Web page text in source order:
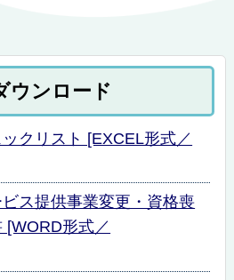
ウンロード
クリスト [EXCEL形式／
ス提供事業変更・資格喪
[WORD形式／